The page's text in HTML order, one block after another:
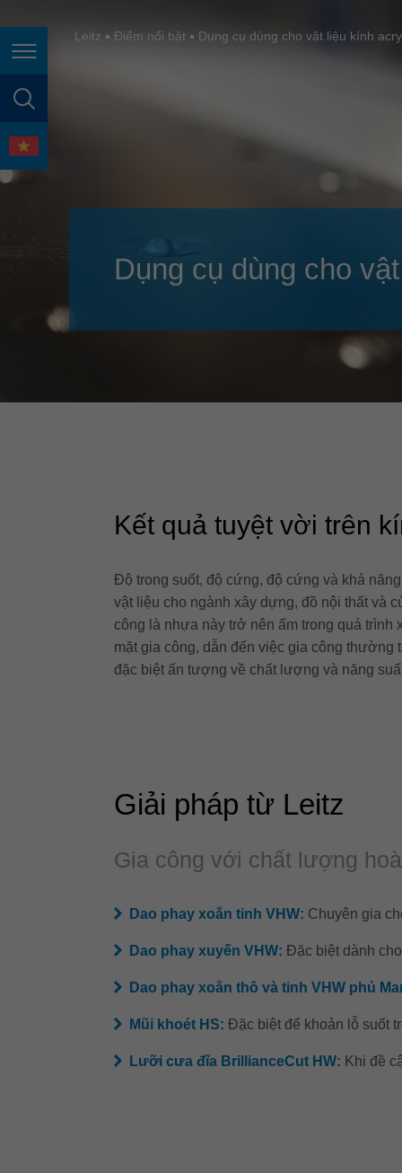
tìm kiếm trang
ngôn ngữ
France
India
Japan (日本)
Magyarország
Malaysia
México
Leitz Điểm nổi bật Dụng cụ dùng cho vật liệu kính
Dụng cụ dùng cho
Kết quả tuyệt vời trên
Độ trong suốt, độ cứng, độ cứng và khả
vật liệu cho ngành xây dựng, đồ nội thất và
công là nhựa này trở nên ấm trong quá
mặt gia công, dẫn đến việc gia công
đặc biệt ấn tượng về chất lượng và năng
Giải pháp từ Leitz
Gia công với chất lượng
Dao phay xoắn tinh VHW: Chuyên gia
Dao phay xuyến VHW: Đặc biệt dành
Dao phay xoắn thô và tinh VHW phủ
Mũi khoét HS: Đặc biệt để khoản lỗ suốt
Lưỡi cưa đĩa BrillianceCut HW: Khi đề